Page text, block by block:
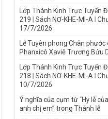
Lớp Thánh Kinh Trực Tuyến
219 | Sách NƠ-KHE-MI-A I
17/7/2026
Lễ Tuyên phong Chân phước
Phanxicô Xaviê Trương Bửu
Lớp Thánh Kinh Trực Tuyến
218 | Sách NƠ-KHE-MI-A I
10/7/2026
Ý nghĩa của cụm từ “Hy lễ
anh chị em” trong Thánh lễ